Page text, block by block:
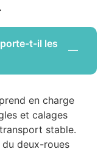
t-il les
prend en charge
et calages
stable.
deux-roues